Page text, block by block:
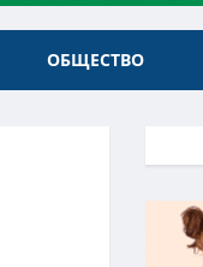
ОБЩЕСТВО